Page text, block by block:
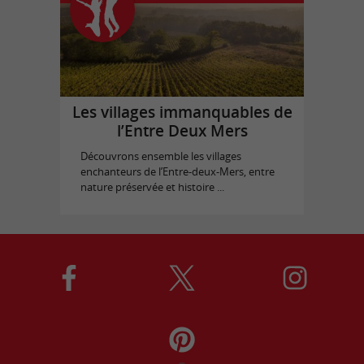
Les villages immanquables de
l’Entre Deux Mers
Découvrons ensemble les villages
enchanteurs de l’Entre-deux-Mers, entre
nature préservée et histoire ...